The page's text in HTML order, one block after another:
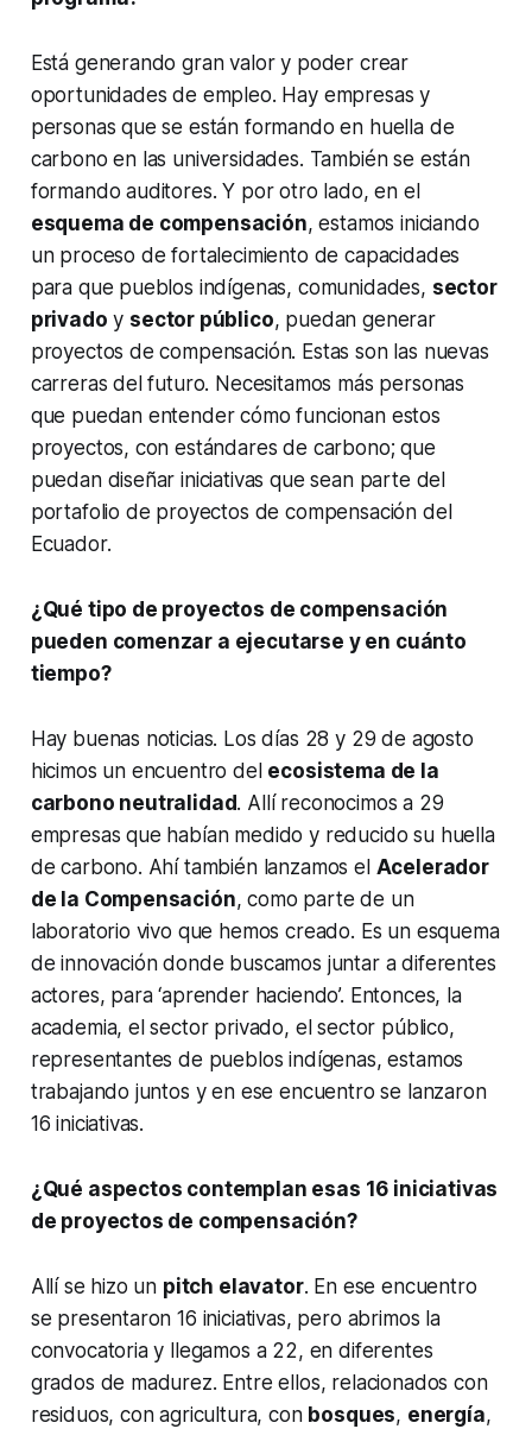
Está generando gran valor y poder crear
oportunidades de empleo. Hay empresas y
personas que se están formando en huella de
carbono en las universidades. También se están
formando auditores. Y por otro lado, en el
esquema de compensación, estamos iniciando
un proceso de fortalecimiento de capacidades
para que pueblos indígenas, comunidades, sector
privado y sector público, puedan generar
proyectos de compensación. Estas son las nuevas
carreras del futuro. Necesitamos más personas
que puedan entender cómo funcionan estos
proyectos, con estándares de carbono; que
puedan diseñar iniciativas que sean parte del
portafolio de proyectos de compensación del
Ecuador.
¿Qué tipo de proyectos de compensación
pueden comenzar a ejecutarse y en cuánto
tiempo?
Hay buenas noticias. Los días 28 y 29 de agosto
hicimos un encuentro del ecosistema de la
carbono neutralidad. Allí reconocimos a 29
empresas que habían medido y reducido su huella
de carbono. Ahí también lanzamos el Acelerador
de la Compensación, como parte de un
laboratorio vivo que hemos creado. Es un esquema
de innovación donde buscamos juntar a diferentes
actores, para ‘aprender haciendo’. Entonces, la
academia, el sector privado, el sector público,
representantes de pueblos indígenas, estamos
trabajando juntos y en ese encuentro se lanzaron
16 iniciativas.
¿Qué aspectos contemplan esas 16 iniciativas
de proyectos de compensación?
Allí se hizo un pitch elavator. En ese encuentro
se presentaron 16 iniciativas, pero abrimos la
convocatoria y llegamos a 22, en diferentes
grados de madurez. Entre ellos, relacionados con
residuos, con agricultura, con bosques, energía,